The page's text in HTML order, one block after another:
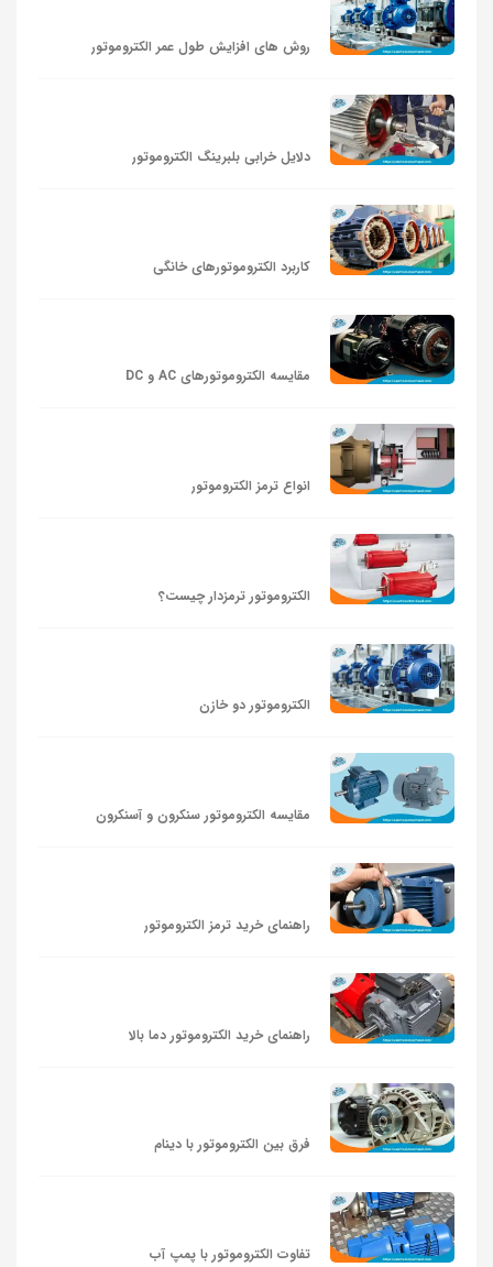
روش های افزایش طول عمر الکتروموتور
دلایل خرابی بلبرینگ الکتروموتور
کاربرد الکتروموتورهای خانگی
مقایسه الکتروموتورهای AC و DC
انواع ترمز الکتروموتور
الکتروموتور ترمزدار چیست؟
الکتروموتور دو خازن
مقایسه الکتروموتور سنکرون و آسنکرون
راهنمای خرید ترمز الکتروموتور
راهنمای خرید الکتروموتور دما بالا
فرق بین الکتروموتور با دینام
تفاوت الکتروموتور با پمپ آب